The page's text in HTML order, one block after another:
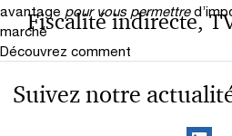
Fiscalité indirecte,
avantage pour vous permettre
marché
Découvrez comment
Suivez notre